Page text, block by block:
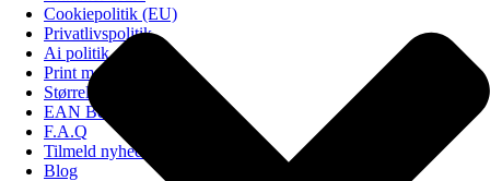
Cookiepolitik (EU)
Privatlivspolitik
Ai politik
Print med eget billede
Størrelses Guide
EAN Betaling
F.A.Q
Tilmeld nyhedsbrev
Blog